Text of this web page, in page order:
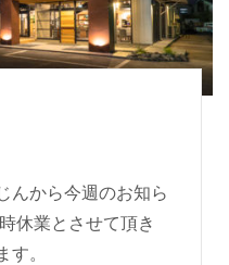
んから今週のお知ら
休業とさせて頂き
す。